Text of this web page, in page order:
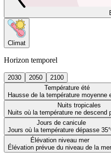
Climat
Horizon temporel
2030 2050
2100
Température été
Hausse de la température moyenne
Nuits tropicales
Nuits où la température ne descend
Jours de canicule
Jours où la température dépasse
Élévation niveau mer
Élévation prévue du niveau de la mer